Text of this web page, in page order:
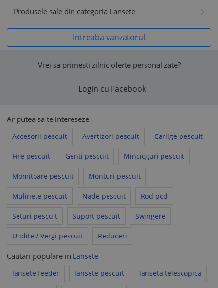
Produsele sale din categoria Lansete
Intreaba vanzatorul
Vrei sa primesti zilnic oferte personalizate?
Login cu Facebook
Ar putea sa te intereseze
Accesorii pescuit Avertizori pescuit Carlige pescuit
Fire pescuit Genti pescuit Mincioguri pescuit
Momitoare pescuit Monturi pescuit
Mulinete pescuit Nade pescuit Rod pod
Seturi pescuit Suport pescuit Swingere
Undite / Vergi pescuit Reduceri
Cautari populare in Lansete
lansete feeder
lansete pescuit lanseta telescopica